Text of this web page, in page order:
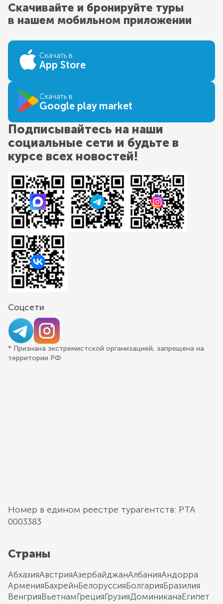
Скачивайте и бронируйте туры
в нашем мобильном приложении
Скачать в
App Store
Скачать в
Google play market
Подписывайтесь на наши
социальные сети и будьте в
курсе всех новостей!
Соцсети
* Признана экстремистской организацией, запрещена на
территории РФ
Номер в едином реестре турагентств: РТА
0003383
Страны
АбхазияАвстрияАзербайджанАлбанияАндорра
АрменияБахрейнБелоруссияБолгарияБразилия
ВенгрияВьетнамГрецияГрузияДоминиканаЕгипет